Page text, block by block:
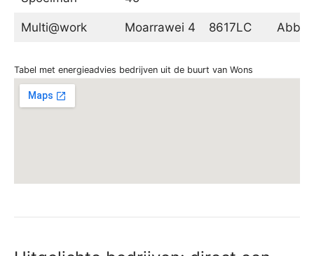
Multi@work Moarrawei 4 8617LC
Tabel met energieadvies bedrijven uit de buurt van Wons